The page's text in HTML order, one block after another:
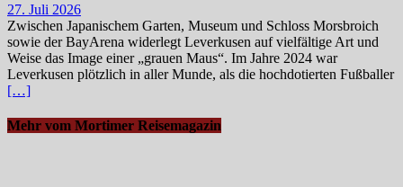
27. Juli 2026
Zwischen Japanischem Garten, Museum und Schloss Morsbroich
sowie der BayArena widerlegt Leverkusen auf vielfältige Art und
Weise das Image einer „grauen Maus“. Im Jahre 2024 war
Leverkusen plötzlich in aller Munde, als die hochdotierten Fußballer
[…]
Mehr vom Mortimer Reisemagazin